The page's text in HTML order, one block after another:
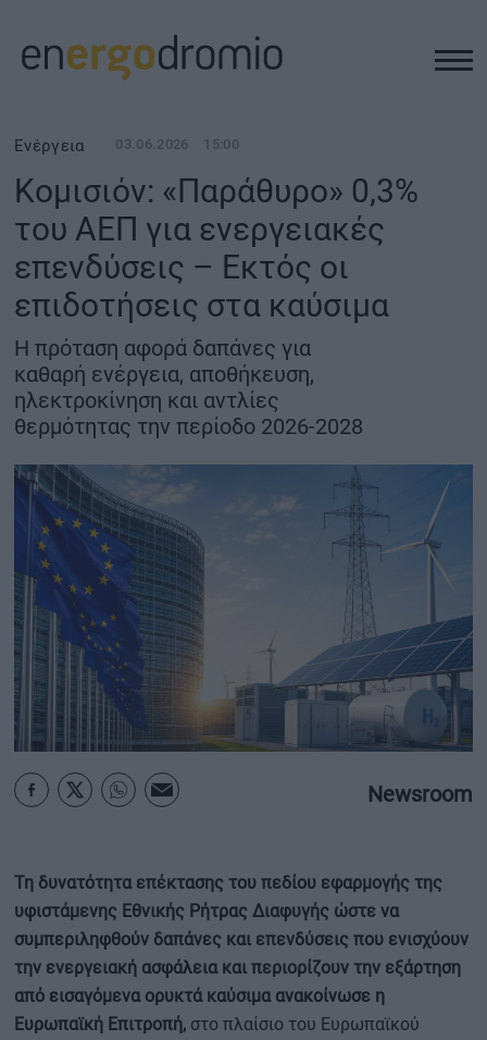
ΥΠΟΔΟΜΕΣ
REAL ESTATE
ΠΕΡΙΒΑΛΛΟΝ
ΕΝΕΡΓΕΙΑ
ΜΕΤΑΦΟΡΕΣ - ΗΛΕΚΤΡΟΚΙΝΗΣΗ
ΨΗΦΙΑΚΟΣ ΚΟΣΜΟΣ
ΟΙΚΟΝΟΜΙΑ - ΕΠΙΧΕΙΡΗΣΕΙΣ
MY PROPERTY
ΚΑΡΑΜΠΟΛΕΣ
ΟΡΟΙ ΧΡΗΣΗΣ
Ενέργεια 03.06.2026 15:00
Κομισιόν: «Παράθυρο» 0,3%
του ΑΕΠ για ενεργειακές
επενδύσεις – Εκτός οι
επιδοτήσεις στα καύσιμα
Η πρόταση αφορά δαπάνες για
καθαρή ενέργεια, αποθήκευση,
ηλεκτροκίνηση και αντλίες
θερμότητας την περίοδο 2026-2028
Newsroom
Τη δυνατότητα επέκτασης του πεδίου εφαρμογής της
υφιστάμενης Εθνικής Ρήτρας Διαφυγής ώστε να
συμπεριληφθούν δαπάνες και επενδύσεις που ενισχύουν
την ενεργειακή ασφάλεια και περιορίζουν την εξάρτηση
από εισαγόμενα ορυκτά καύσιμα ανακοίνωσε η
Ευρωπαϊκή Επιτροπή, στο πλαίσιο του Ευρωπαϊκού